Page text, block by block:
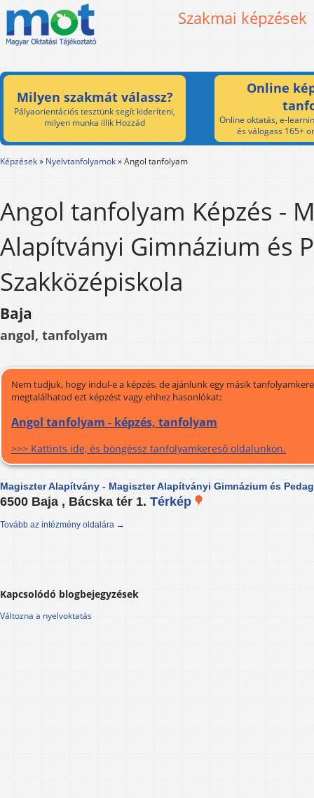
Szakmai képzések
Milyen szakmát válassz?
Pályaorientációs tesztünk segít kideríteni,
milyen munka illik Hozzád
Online
Online oktatás, e-
és válogass 165+
Képzések» Nyelvtanfolyamok»Angol tanfolyam
Angol tanfolyam Képzés -
Alapítványi Gimnázium és
Szakközépiskola
Baja
angol, tanfolyam
Nem tudjuk, hogy indul-e a képzés, de ajánlunk egy másik
megtalálhatod ezt képzést vagy ehhez hasonlókat:
Angol tanfolyam - képzés, tanfolyam
>>> Kattints ide, és böngéssz tanfolyamkereső oldalunkon.
Magiszter Alapítvány - Magiszter Alapítványi Gimnázium és
6500 Baja , Bácska tér 1. Térkép
Tovább az intézmény oldalára →
Kapcsolódó blogbejegyzések
Változna a nyelvoktatás